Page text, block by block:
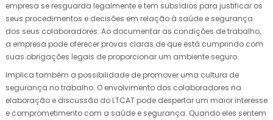
empresa se resguarda legalmente e tem subsídios para justificar os
seus procedimentos e decisões em relação à saúde e segurança
dos seus colaboradores. Ao documentar as condições de trabalho,
a empresa pode oferecer provas claras de que está cumprindo com
suas obrigações legais de proporcionar um ambiente seguro.
Implica também a possibilidade de promover uma cultura de
segurança no trabalho. O envolvimento dos colaboradores na
elaboração e discussão do LTCAT pode despertar um maior interesse
e comprometimento com a saúde e segurança. Quando eles sentem